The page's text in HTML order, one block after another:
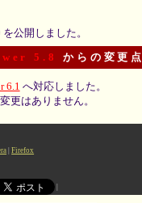
公開しました。
5.8 からの変更点
6.1 へ対応しました。
更はありません。
Firefox